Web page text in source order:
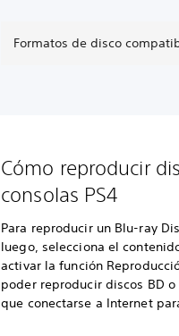
Formatos de disco
Cómo reproducir
consolas PS4
Para reproducir un Blu-ray
luego, selecciona el
activar la función
poder reproducir discos BD
que conectarse a Internet